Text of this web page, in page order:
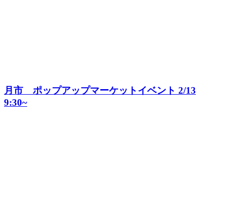
月市 ポップアップマーケットイベント 2/13
9:30~